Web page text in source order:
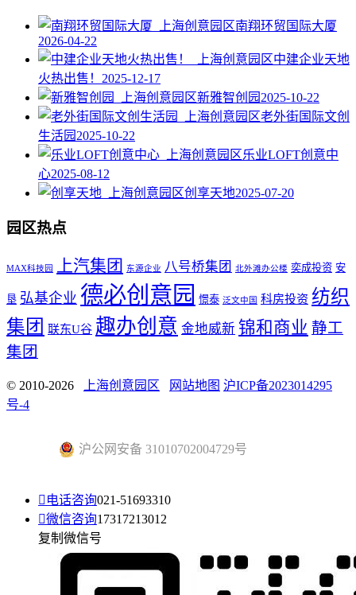
南翔环贸国际大厦
2026-04-22
中建企业天地
火热出售！ 2025-12-17
新雅智创园 2025-10-22
老外街国际文创
生活园 2025-10-22
乐业LOFT创意中
心2025-08-12
创享天地2025-07-20
园区热点
MAX科技园 上汽集团 东源企业 八号桥集团 北外滩办公楼 奕成投资 安
垦 弘基企业 德必创意园 憬泰 泛文中国 科房投资 纺织
集团 联东U谷 趣办创意 金地威新 锦和商业 静工
集团
© 2010-2026 上海创意园区 网站地图 沪ICP备2023014295
号-4
沪公网安备 31010702004729号
 电话咨询021-51693310
微信咨询17317213012
复制微信号